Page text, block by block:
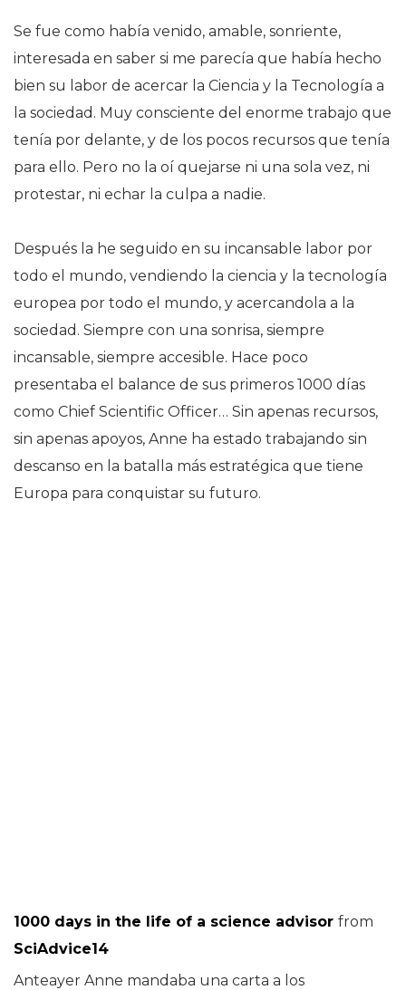
Se fue como había venido, amable, sonriente,
interesada en saber si me parecía que había hecho
bien su labor de acercar la Ciencia y la Tecnología a
la sociedad. Muy consciente del enorme trabajo que
tenía por delante, y de los pocos recursos que tenía
para ello. Pero no la oí quejarse ni una sola vez, ni
protestar, ni echar la culpa a nadie.
Después la he seguido en su incansable labor por
todo el mundo, vendiendo la ciencia y la tecnología
europea por todo el mundo, y acercandola a la
sociedad. Siempre con una sonrisa, siempre
incansable, siempre accesible. Hace poco
presentaba el balance de sus primeros 1000 días
como Chief Scientific Officer… Sin apenas recursos,
sin apenas apoyos, Anne ha estado trabajando sin
descanso en la batalla más estratégica que tiene
Europa para conquistar su futuro.
1000 days in the life of a science advisor from
SciAdvice14
Anteayer Anne mandaba una carta a los